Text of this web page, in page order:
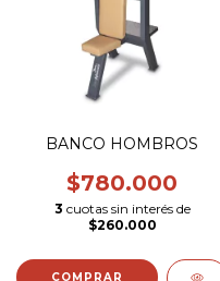
BANCO HOMBROS
$780.000
3 cuotas sin interés de
$260.000